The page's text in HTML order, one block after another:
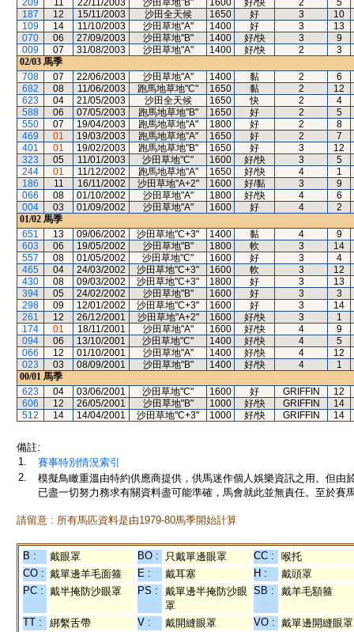
209
11 22/11/2003 沙田草地"B" 1600 好/快 2
5
187
12 15/11/2003 沙田全天候 1650 好 3
10
109
14 11/10/2003 沙田草地"A" 1400 好 3
13
070
06 27/09/2003 沙田草地"B" 1400 好/快 3
9
009
07 31/08/2003 沙田草地"A" 1400 好/快 2
3
02/03 馬季
708
07 22/06/2003 沙田草地"A" 1400 黏 2
6
682
08 11/06/2003 跑馬地草地"C" 1650 黏 2
12
623
04 21/05/2003 沙田全天候 1650 快 2
4
588
06 07/05/2003 跑馬地草地"B" 1650 好 2
5
550
07 19/04/2003 跑馬地草地"A" 1800 好 2
8
469
01 19/03/2003 跑馬地草地"A" 1650 好 2
7
401
01 19/02/2003 跑馬地草地"B" 1650 好 3
12
323
05 11/01/2003 沙田草地"C" 1600 好/快 3
5
244
01 11/12/2002 跑馬地草地"A" 1650 好/快 4
1
186
11 16/11/2002 沙田草地"A+2" 1600 好/黏 3
9
066
08 01/10/2002 沙田草地"A" 1800 好/快 4
6
004
03 01/09/2002 沙田草地"A" 1600 好 4
2
01/02 馬季
651
13 09/06/2002 沙田草地"C+3" 1400 黏 4
9
603
06 19/05/2002 沙田草地"B" 1800 軟 3
14
557
08 01/05/2002 沙田草地"C" 1600 好 3
4
465
04 24/03/2002 沙田草地"C+3" 1600 軟 3
12
430
08 09/03/2002 沙田草地"C+3" 1800 好 3
13
394
05 24/02/2002 沙田草地"B" 1600 好 3
3
298
09 12/01/2002 沙田草地"C+3" 1600 好 3
14
261
12 26/12/2001 沙田草地"A+2" 1600 好/快 3
1
174
01 18/11/2001 沙田草地"A" 1600 好/快 4
9
094
06 13/10/2001 沙田草地"C" 1400 好/快 4
5
066
12 01/10/2001 沙田草地"A" 1400 好/快 4
12
023
03 08/09/2001 沙田草地"B" 1400 好/快 4
1
00/01 馬季
623
04 03/06/2001 沙田草地"C" 1600 好 GRIFFIN
12
606
12 26/05/2001 沙田草地"B" 1000 好/快 GRIFFIN
14
512
14 14/04/2001 沙田草地"C+3" 1000 好/快 GRIFFIN 14
備註:
1.
賽事特別情況索引
2.
模擬鳥瞰重溫由特約供應商提供，供馬迷作個人娛樂資訊之用。但
已盡一切努力務求有關資料盡可能準確，馬會就此並無責任。至於賽
請留意 : 所有馬匹資料是由1979-80馬季開始計算
B : 戴眼罩 BO : 只戴單邊眼罩 CC :
喉托
CO : 戴單邊羊毛面箍 E : 戴耳塞 H :
戴頭罩
PC : 戴半掩防沙眼罩 PS :
戴單邊半掩防沙眼
罩
SB : 戴羊毛額箍
TT : 綁繫舌帶 V : 戴開縫眼罩 VO : 戴單邊開縫眼罩